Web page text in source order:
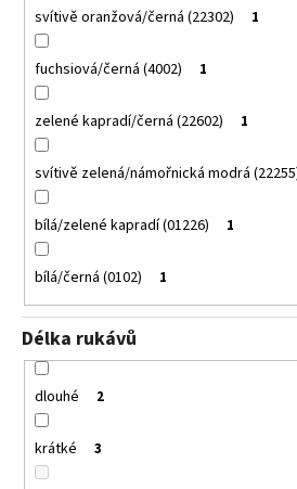
svítivě oranžová/černá (22302) 1
fuchsiová/černá (4002) 1
zelené kapradí/černá (22602) 1
svítivě zelená/námořnická modrá
bílá/zelené kapradí (01226) 1
bílá/černá (0102) 1
Délka rukávů
dlouhé 2
krátké 3